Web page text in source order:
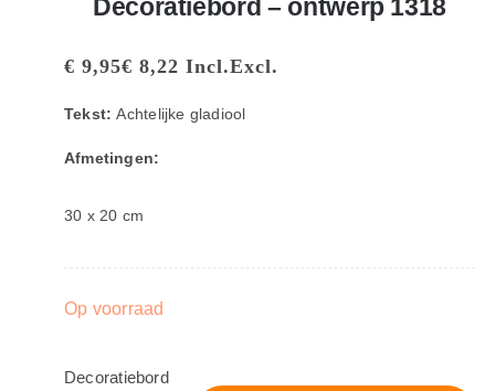
Decoratiebord – ontwerp 1318
€ 9,95€ 8,22 Incl.Excl.
Tekst:Achtelijke gladiool
Afmetingen:
30 x 20 cm
Op voorraad
Decoratiebord